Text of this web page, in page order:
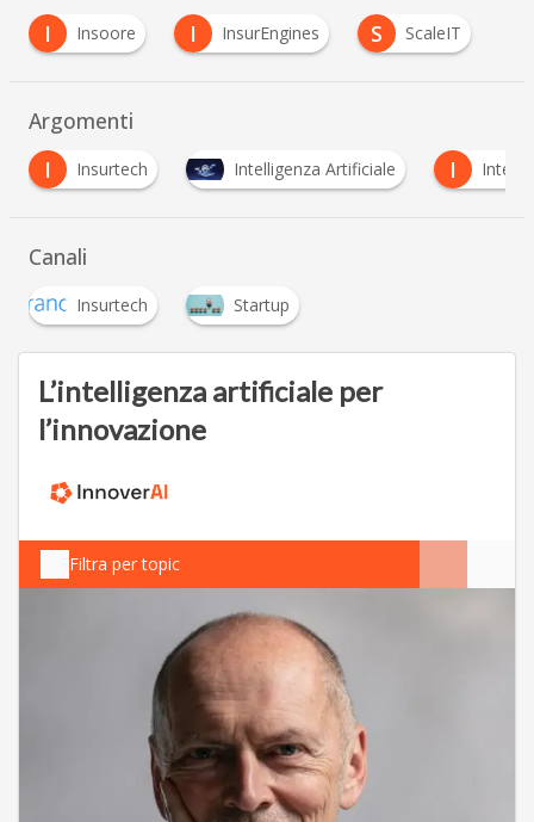
I
Insoore I InsurEngines S ScaleIT
Argomenti
Intelligenza Artificiale I Internet of Things
Canali
Insurtech Startup
L’intelligenza artificiale per
l’innovazione
Filtra per topic